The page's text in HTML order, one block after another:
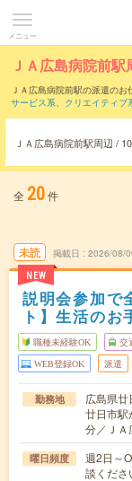
メニュー
ＪＡ広島病院前駅
ＪＡ広島病院前駅の派遣のお
サービス系、 クリエイティブ
ＪＡ広島病院前駅周辺 /
全 20件
未読
NEW
掲載日 2026/08/
説明会参加で
ト】生活のお
職種未経験OK 交
WEB登録OK 派遣
勤務地
広島県廿
廿日市駅
分／ＪＡ
曜日頻度
週2日～
談くださ